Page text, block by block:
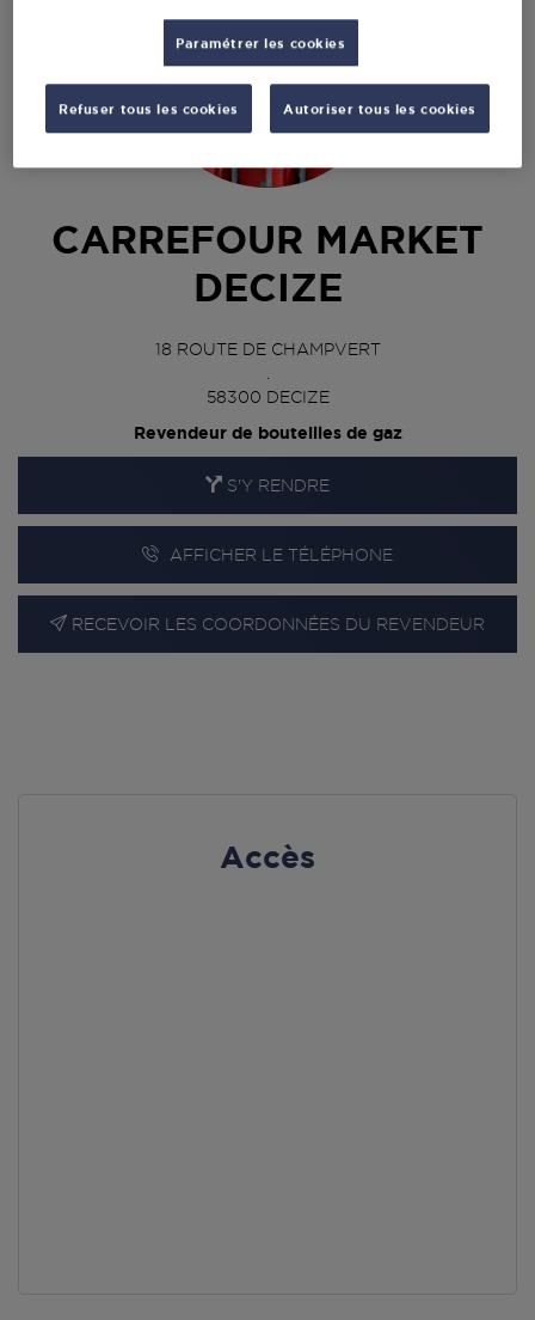
CARREFOUR MARKET
DECIZE
18 ROUTE DE CHAMPVERT
58300 DECIZE
Revendeur de bouteilles de gaz
S'Y RENDRE
AFFICHER LE TÉLÉPHONE
RECEVOIR LES COORDONNÉES DU REVENDEUR
Accès
Paramétrer les cookies
Refuser tous les cookies Autoriser tous les cookies